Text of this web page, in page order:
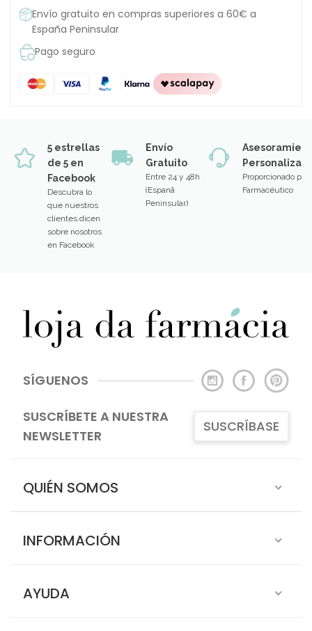
Envío gratuito en compras superiores a 60€ a
España Peninsular
Pago seguro
5 estrellas
de 5 en
Facebook
Descubra lo
que nuestros
clientes dicen
sobre nosotros
en Facebook
Envío
Gratuito
Entre 24 y 48h
(Espanã
Peninsular)
Proporcionado por
Farmacéutico
SÍGUENOS
SUSCRÍBETE A NUESTRA
NEWSLETTER
SUSCRÍBASE
QUIÉN SOMOS
INFORMACIÓN
AYUDA